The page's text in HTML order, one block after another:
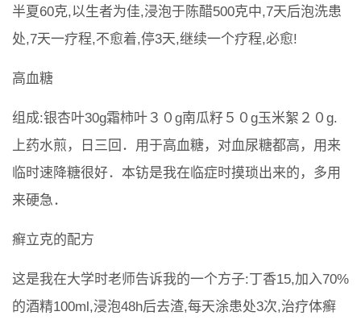
半夏60克,以生者为佳,浸泡于陈醋500克中,7天后泡洗患
处,7天一疗程,不愈着,停3天,继续一个疗程,必愈!
高血糖
组成:银杏叶30g霜柿叶３０g南瓜籽５０g玉米絮２０g.
上药水煎，日三回．用于高血糖，对血尿糖都高，用来
临时速降糖很好．本钫是我在临症时摸琐出来的，多用
来硬急．
癣立克的配方
这是我在大学时老师告诉我的一个方子:丁香15,加入70%
的酒精100ml,浸泡48h后去渣,每天涂患处3次,治疗体癣